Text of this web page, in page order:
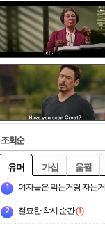
조회순
유머 가십 움짤
1 여자들은 먹는거랑 자는
2 절묘한 착시 순간(1)